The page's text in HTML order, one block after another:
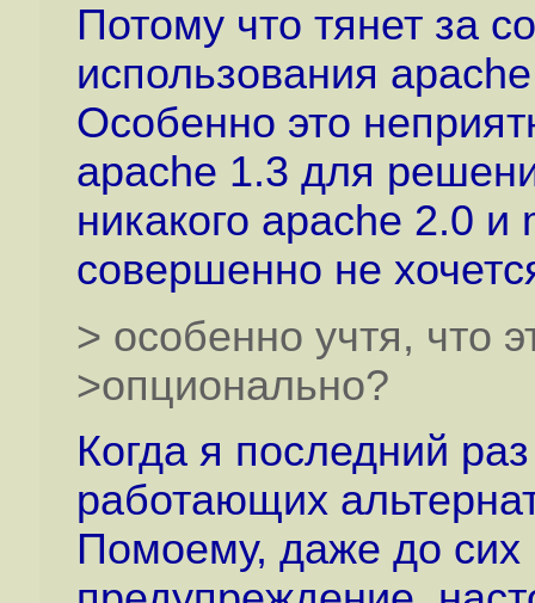
Потому что тянет за
использования
Особенно это
apache 1.3 для
никакого apache 2.0
совершенно не
> особенно учтя, что
>опционально?
Когда я последний
работающих
Помоему, даже до сих